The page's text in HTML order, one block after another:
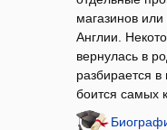
магазинов
Англии.
вернулась в
разбирается
боится самых